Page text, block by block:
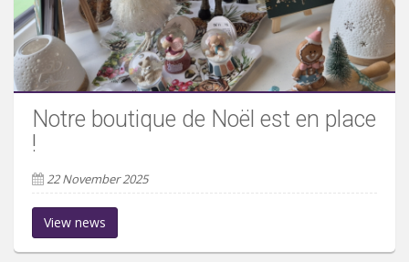
Notre boutique de Noël est en place
!
22 November 2025
View news